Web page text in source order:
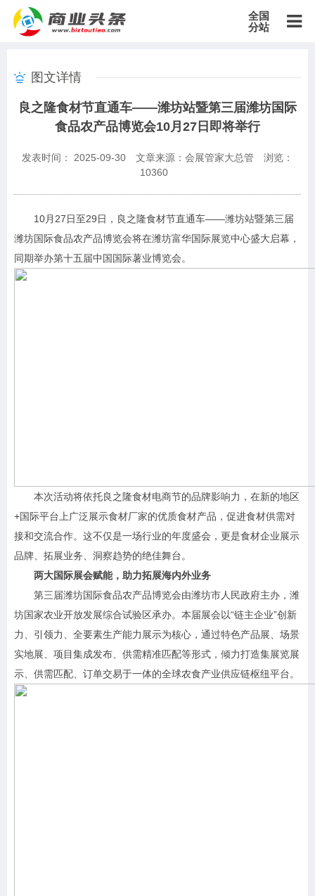
全国
分站
安徽站
福建站 山东站 山西站 河南站 河北站
黑龙江站
湖南站 云南站 宁夏站 青海站 贵州站
辽宁站
新疆站
四川站 内蒙古站 香港站 澳门站 台湾站
图文详情
良之隆食材节直通车——潍坊站暨第三届潍坊国际
食品农产品博览会10月27日即将举行
发表时间： 2025-09-30 文章来源：会展管家大总管
浏览：
10360
10月27日至29日，良之隆食材节直通车——潍坊站暨第三届
潍坊国际食品农产品博览会将在潍坊富华国际展览中心盛大启幕，
同期举办第十五届中国国际薯业博览会。
本次活动将依托良之隆食材电商节的品牌影响力，在新的地区
+国际平台上广泛展示食材厂家的优质食材产品，促进食材供需对
接和交流合作。这不仅是一场行业的年度盛会，更是食材企业展示
品牌、拓展业务、洞察趋势的绝佳舞台。
两大国际展会赋能，助力拓展海内外业务
第三届潍坊国际食品农产品博览会由潍坊市人民政府主办，潍
坊国家农业开放发展综合试验区承办。本届展会以“链主企业”创新
力、引领力、全要素生产能力展示为核心，通过特色产品展、场景
实地展、项目集成发布、供需精准匹配等形式，倾力打造集展览展
示、供需匹配、订单交易于一体的全球农食产业供应链枢纽平台。